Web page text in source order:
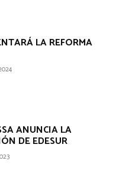
LA REFORMA
ANUNCIA LA
DE EDESUR